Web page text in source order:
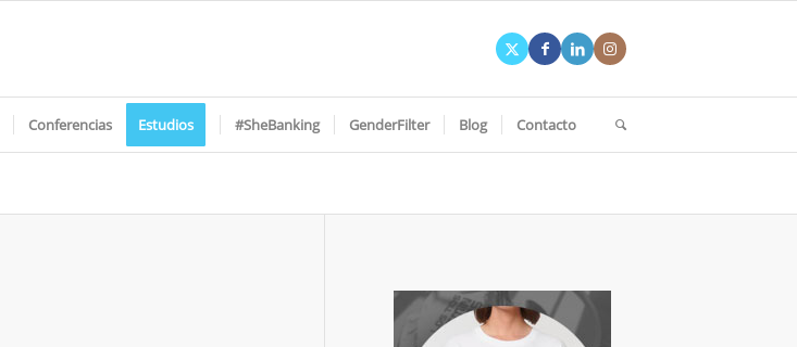
Conferencias Estudios #SheBanking GenderFilter Blog Contacto